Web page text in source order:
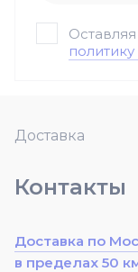
Доставка
Контакты
Доставка по
в пределах 50